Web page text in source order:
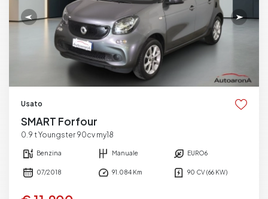
Usato
SMART Forfour
0.9 t Youngster 90cv my18
Benzina Manuale EURO6
07/2018 91.084 Km 90 CV (66 KW)